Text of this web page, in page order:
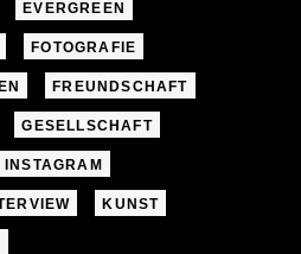
EVERGREEN
FOTOGRAFIE
FREUNDSCHAFT
GESELLSCHAFT
INSTAGRAM
KUNST